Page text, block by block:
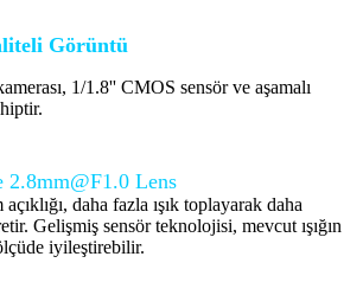
Görüntü
1/1.8'' CMOS sensör ve aşamalı
2.8mm@F1.0 Lens
daha fazla ışık toplayarak daha
Gelişmiş sensör teknolojisi, mevcut ışığın
iyileştirebilir.